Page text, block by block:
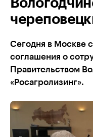
Сегодня в Москве
соглашения о
Правительством
«Росагролизинг».